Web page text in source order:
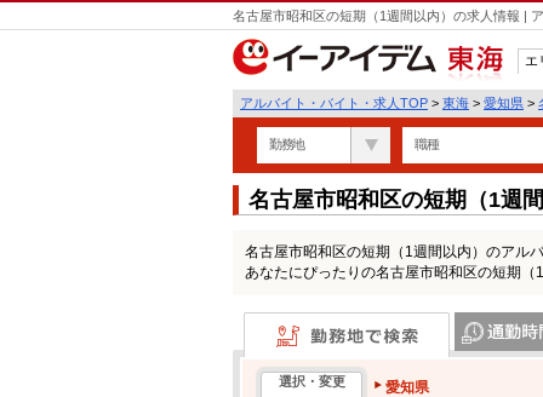
名古屋市昭和区の短期（1週間以内）の求人情報 |
東海
エ
アルバイト・バイト・求人TOP > 東海 > 愛知県 >
勤務地 職種
名古屋市昭和区の短期（1週
名古屋市昭和区の短期（1週間以内）のアル
あなたにぴったりの名古屋市昭和区の短期
勤務地で検索
選択・変更
愛知県